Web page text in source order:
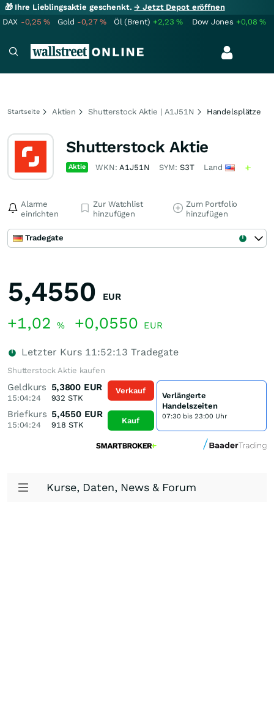
🎁 Ihre Lieblingsaktie geschenkt.→ Jetzt Depot eröffnen
DAX -0,25% Gold -0,27% Öl (Brent) +2,23% Dow Jones +0,08%
Startseite Aktien Shutterstock Aktie | A1J51N Handelsplätze
Shutterstock Aktie
Aktie WKN:A1J51N SYM: S3T Land
Alarme
einrichten
Zur Watchlist
hinzufügen
Zum Portfolio
hinzufügen
Tradegate
5,4550 EUR
+1,02 % +0,0550 EUR
Letzter Kurs 11:52:13 Tradegate
Shutterstock Aktie kaufen
Geldkurs
15:04:24
5,3800 EUR
932 STK
Briefkurs
15:04:24
5,4550 EUR
918 STK
Verkauf
Kauf
Verlängerte
Handelszeiten
07:30 bis 23:00 Uhr
Kurse, Daten, News & Forum